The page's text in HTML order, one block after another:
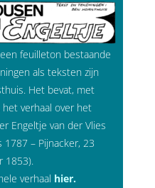
een feuilleton bestaande
als teksten zijn
Het bevat, met
verhaal over het
Engeltje van der Vlies
1787 – Pijnacker, 23
1853).
verhaal hier.